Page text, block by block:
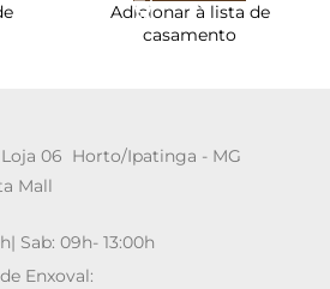
Adicionar à lista de
casamento
Loja 06 Horto/Ipatinga - MG
Mall
Sab: 09h- 13:00h
Enxoval: